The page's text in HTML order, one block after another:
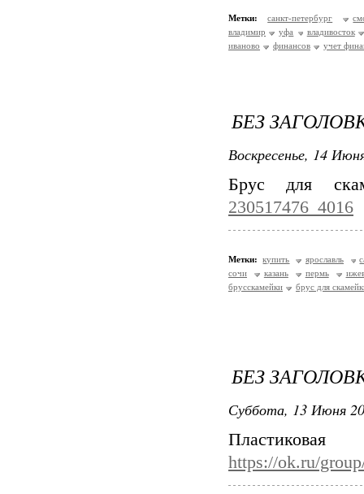
Метки: санкт-петербург
владимир
уфа
владивосток
иваново
финансов учет
БЕЗ
Воскресенье, 14
Брус для
230517476_4016
Метки: купить ярославль
сочи
казань пермь
брусскамейки
брус для
БЕЗ
Суббота, 13 Июня
https://ok.ru/